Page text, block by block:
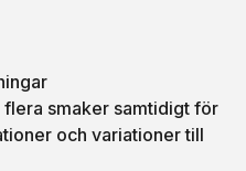
smaker samtidigt för
och variationer till